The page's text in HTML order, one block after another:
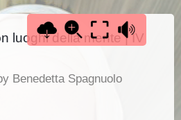
luoghi della mente | IV
Benedetta Spagnuolo